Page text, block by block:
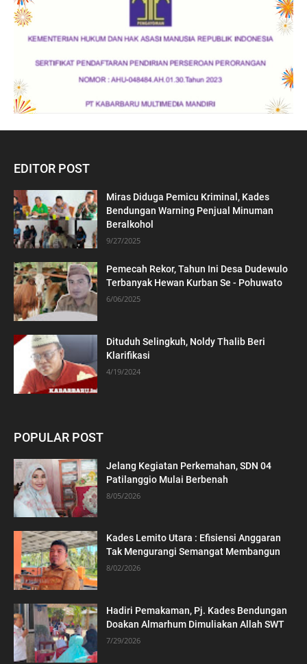
EDITOR POST
Miras Diduga Pemicu Kriminal, Kades
Bendungan Warning Penjual Minuman
Beralkohol
9/27/2025
Pemecah Rekor, Tahun Ini Desa Dudewulo
Terbanyak Hewan Kurban Se - Pohuwato
6/06/2025
Dituduh Selingkuh, Noldy Thalib Beri
Klarifikasi
4/19/2024
POPULAR POST
Jelang Kegiatan Perkemahan, SDN 04
Patilanggio Mulai Berbenah
8/05/2026
Kades Lemito Utara : Efisiensi Anggaran
Tak Mengurangi Semangat Membangun
8/02/2026
Hadiri Pemakaman, Pj. Kades Bendungan
Doakan Almarhum Dimuliakan Allah SWT
7/29/2026